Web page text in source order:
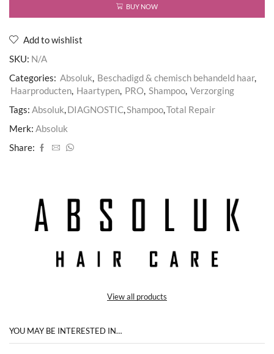
BUY NOW
Add to wishlist
SKU: N/A
Categories: Absoluk Beschadigd & chemisch behandeld haar,
Haarproducten Haartypen PRO Shampoo Verzorging
Tags: Absoluk DIAGNOSTIC Shampoo Total Repair
Merk: Absoluk
Share:
View all products
YOU MAY BE INTERESTED IN…